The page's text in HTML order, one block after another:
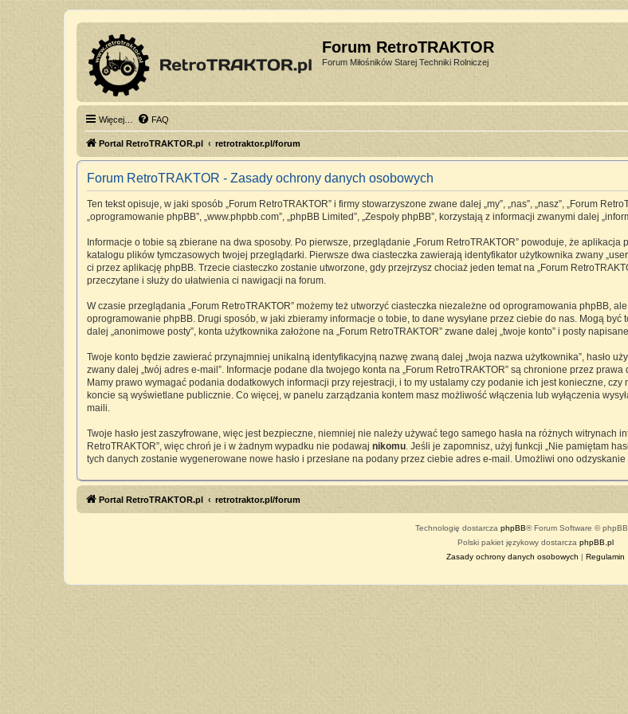
Forum RetroTRAKTOR
Forum Miłośników Starej Techniki Rolniczej
Więcej… FAQ
Portal RetroTRAKTOR.pl retrotraktor.pl/forum
Forum RetroTRAKTOR - Zasady ochrony danych osobowych
Ten tekst opisuje, w jaki sposób „Forum RetroTRAKTOR” i firmy stowarzyszone zwane dalej „my”, „nas”, „nasz”, „Forum
„oprogramowanie phpBB”, „www.phpbb.com”, „phpBB Limited”, „Zespoły phpBB”, korzystają z informacji zwanymi dalej
Informacje o tobie są zbierane na dwa sposoby. Po pierwsze, przeglądanie „Forum RetroTRAKTOR” powoduje, że
katalogu plików tymczasowych twojej przeglądarki. Pierwsze dwa ciasteczka zawierają identyfikator użytkownika zwany
ci przez aplikację phpBB. Trzecie ciasteczko zostanie utworzone, gdy przejrzysz chociaż jeden temat na „Forum
przeczytane i służy do ułatwienia ci nawigacji na forum.
W czasie przeglądania „Forum RetroTRAKTOR” możemy też utworzyć ciasteczka niezależne od oprogramowania phpBB,
oprogramowanie phpBB. Drugi sposób, w jaki zbieramy informacje o tobie, to dane wysyłane przez ciebie do nas. Mogą
dalej „anonimowe posty”, konta użytkownika założone na „Forum RetroTRAKTOR” zwane dalej „twoje konto” i posty
Twoje konto będzie zawierać przynajmniej unikalną identyfikacyjną nazwę zwaną dalej „twoja nazwa użytkownika”, hasło
zwany dalej „twój adres e-mail”. Informacje podane dla twojego konta na „Forum RetroTRAKTOR” są chronione przez
Mamy prawo wymagać podania dodatkowych informacji przy rejestracji, i to my ustalamy czy podanie ich jest konieczne,
koncie są wyświetlane publicznie. Co więcej, w panelu zarządzania kontem masz możliwość włączenia lub wyłączenia
maili.
Twoje hasło jest zaszyfrowane, więc jest bezpieczne, niemniej nie należy używać tego samego hasła na różnych witrynach
RetroTRAKTOR”, więc chroń je i w żadnym wypadku nie podawaj nikomu. Jeśli je zapomnisz, użyj funkcji „Nie pamiętam
tych danych zostanie wygenerowane nowe hasło i przesłane na podany przez ciebie adres e-mail. Umożliwi ono
Portal RetroTRAKTOR.pl retrotraktor.pl/forum
Technologię dostarcza phpBB® Forum Software ©
Polski pakiet językowy dostarcza phpBB.pl
Zasady ochrony danych osobowych | Regulamin